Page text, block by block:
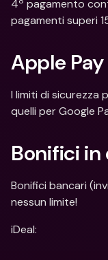
4º pagamento
pagamenti superi
Apple
I limiti di sicurezza
quelli per Google
Bonifici
Bonifici bancari
nessun limite!
iDeal: